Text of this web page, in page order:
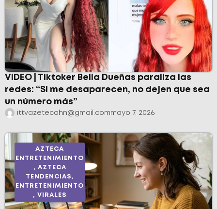
VIDEO | Tiktoker Bella Dueñas paraliza las
redes: “Si me desaparecen, no dejen que sea
un número más”
ittvazetecahn@gmail.commayo 7, 2026
AZTECA
ENTRETENIMIENTO
, AZTECA
TENDENCIAS,
ENTRETENIMIENTO
, VIRALES